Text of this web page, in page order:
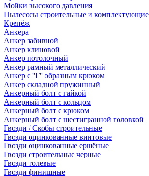
Мойки высокого давления
Пылесосы строительные и комплектующие
Крепёж
Анкера
Анкер забивной
Анкер клиновой
Анкер потолочный
Анкер рамный металлический
Анкер с ''Г'' образным крюком
Анкер складной пружинный
Анкерный болт с гайкой
Анкерный болт с кольцом
Анкерный болт с крюком
Анкерный болт с шестигранной головкой
Гвозди / Скобы строительные
Гвозди оцинкованные винтовые
Гвозди оцинкованные ершёные
Гвозди строительные черные
Гвозди толевые
Гвозди финишные